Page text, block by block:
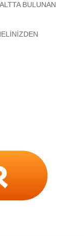
BULUNAN